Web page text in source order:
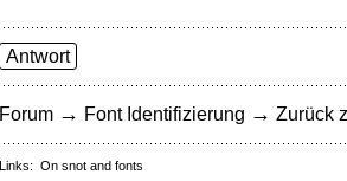
Antwort
Forum → Font Identifizierung → Zurück
Links: On snot and fonts